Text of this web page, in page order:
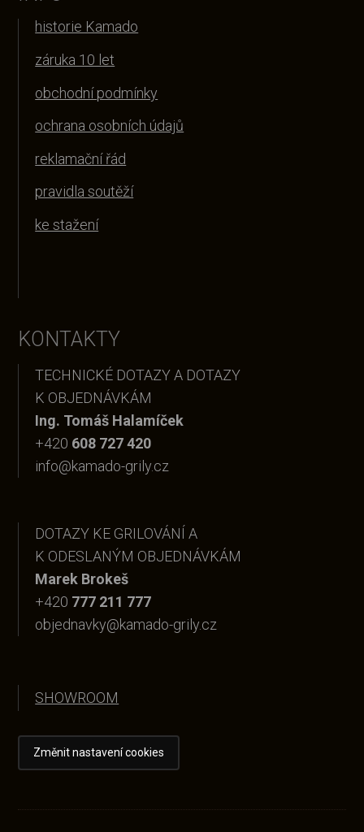
historie Kamado
záruka 10 let
obchodní podmínky
ochrana osobních údajů
reklamační řád
pravidla soutěží
ke stažení
KONTAKTY
TECHNICKÉ DOTAZY A DOTAZY
K OBJEDNÁVKÁM
Ing. Tomáš Halamíček
+420 608 727 420
info@kamado-grily.cz
DOTAZY KE GRILOVÁNÍ A
K ODESLANÝM OBJEDNÁVKÁM
Marek Brokeš
+420 777 211 777
objednavky@kamado-grily.cz
SHOWROOM
Změnit nastavení cookies